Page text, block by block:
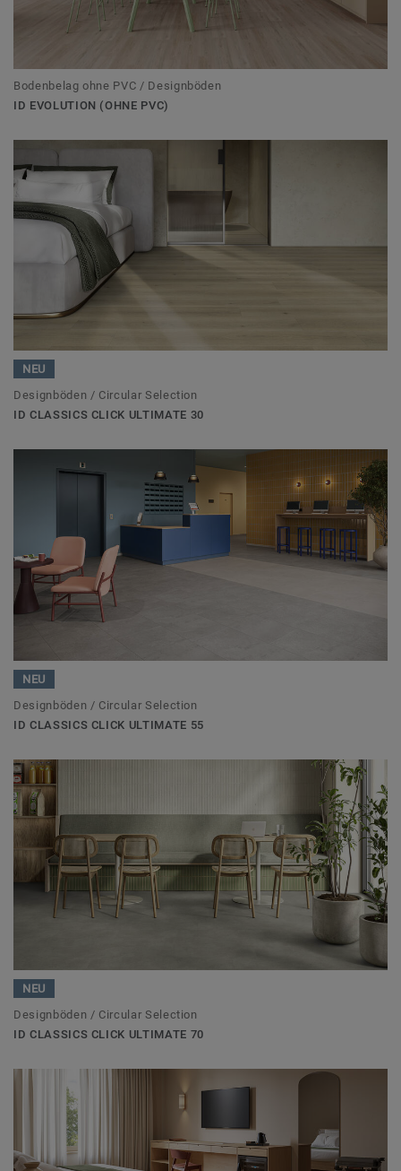
Bodenbelag ohne PVC / Designböden
ID EVOLUTION (OHNE PVC)
NEU
Designböden / Circular Selection
ID CLASSICS CLICK ULTIMATE 30
NEU
Designböden / Circular Selection
ID CLASSICS CLICK ULTIMATE 55
NEU
Designböden / Circular Selection
ID CLASSICS CLICK ULTIMATE 70